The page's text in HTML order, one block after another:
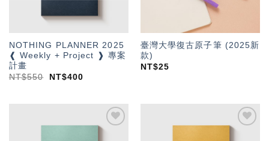
NOTHING PLANNER 2025
❰ Weekly + Project ❱ 專案
計畫
NT$550 NT$400
臺灣大學復古原子筆 (2025新
款)
NT$25